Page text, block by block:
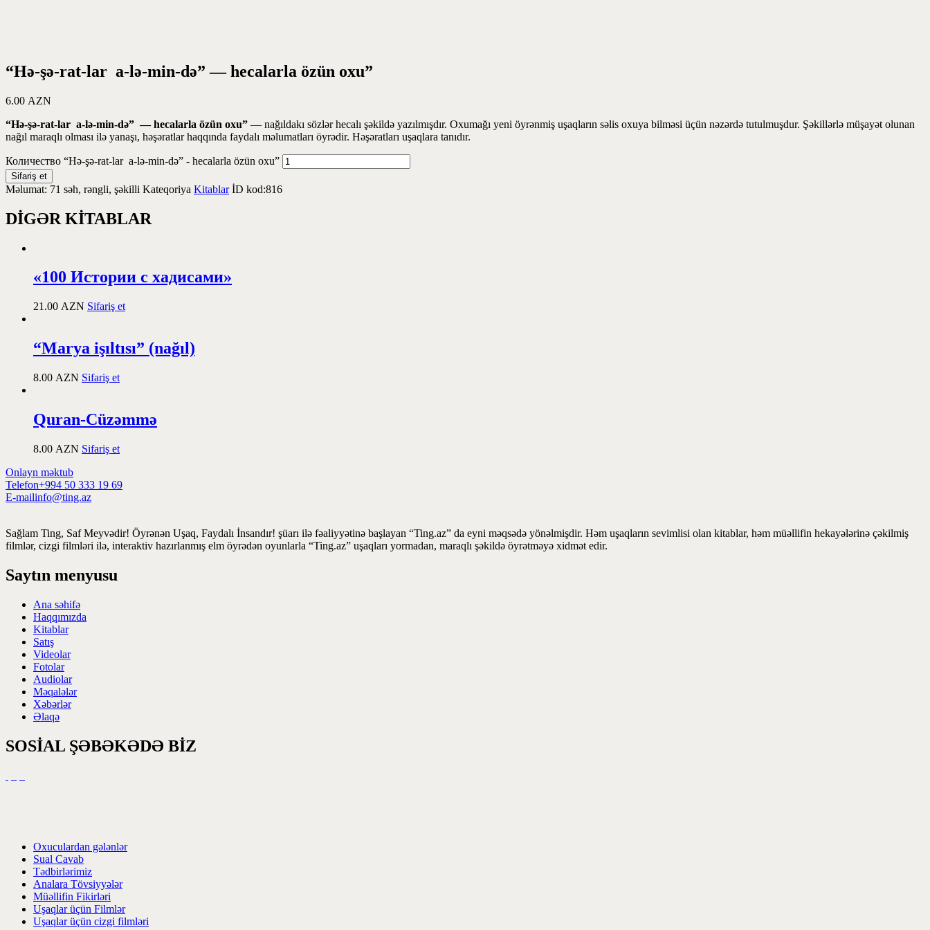
“Hə-şə-rat-lar a-lə-min-də” — hecalarla özün oxu”
6.00 AZN
“Hə-şə-rat-lar a-lə-min-də” — hecalarla özün oxu” — nağıldakı sözlər hecalı şəkildə yazılmışdır. Oxumağı yeni öyrənmiş uşaqların səlis oxuya bilməsi üçün nəzərdə tutulmuşdur. Şəkillərlə müşayət olunan
nağıl maraqlı olması ilə yanaşı, həşəratlar haqqında faydalı məlumatları öyrədir. Həşəratları uşaqlara tanıdır.
Количество “Hə-şə-rat-lar a-lə-min-də” - hecalarla özün oxu”
Sifariş et
Məlumat: 71 səh, rəngli, şəkilli Kateqoriya Kitablar İD kod:816
DİGƏR KİTABLAR
«100 Истории с хадисами»
21.00 AZN Sifariş et
“Marya işıltısı” (nağıl)
8.00 AZN Sifariş et
Quran-Cüzəmmə
8.00 AZN Sifariş et
Onlayn məktub
Telefon+994 50 333 19 69
E-mailinfo@ting.az
Sağlam Ting, Saf Meyvədir! Öyrənən Uşaq, Faydalı İnsandır! şüarı ilə fəaliyyətinə başlayan “Ting.az” da eyni məqsədə yönəlmişdir. Həm uşaqların sevimlisi olan kitablar, həm müəllifin hekayələrinə çəkilmiş
filmlər, cizgi filmləri ilə, interaktiv hazırlanmış elm öyrədən oyunlarla “Ting.az” uşaqları yormadan, maraqlı şəkildə öyrətməyə xidmət edir.
Saytın menyusu
Ana səhifə
Haqqımızda
Kitablar
Satış
Videolar
Fotolar
Audiolar
Məqalələr
Xəbərlər
Əlaqə
SOSİAL ŞƏBƏKƏDƏ BİZ
Oxuculardan gələnlər
Sual Cavab
Tədbirlərimiz
Analara Tövsiyyələr
Müəllifin Fikirləri
Uşaqlar üçün Filmlər
Uşaqlar üçün cizgi filmləri